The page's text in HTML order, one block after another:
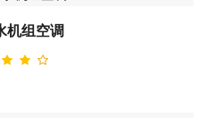
机组空调